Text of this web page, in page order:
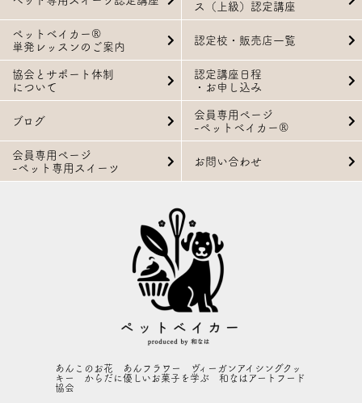
ス（上級）認定講座
ペットベイカー®
単発レッスンのご案内
認定校・販売店一覧
協会とサポート体制
について
認定講座日程
・お申し込み
ブログ
会員専用ページ
-ペットベイカー®
会員専用ページ
-ペット専用スイーツ
お問い合わせ
あんこのお花 あんフラワー ヴィーガンアイシングクッ
キー からだに優しいお菓子を学ぶ 和なはアートフード
協会